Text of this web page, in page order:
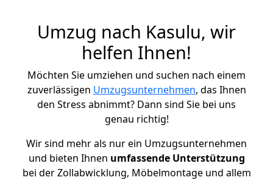
Umzug nach Kasulu, wir
helfen Ihnen!
Möchten Sie umziehen und suchen nach einem
zuverlässigen Umzugsunternehmen, das Ihnen
den Stress abnimmt? Dann sind Sie bei uns
genau richtig!
Wir sind mehr als nur ein Umzugsunternehmen
und bieten Ihnen umfassende Unterstützung
bei der Zollabwicklung, Möbelmontage und allem